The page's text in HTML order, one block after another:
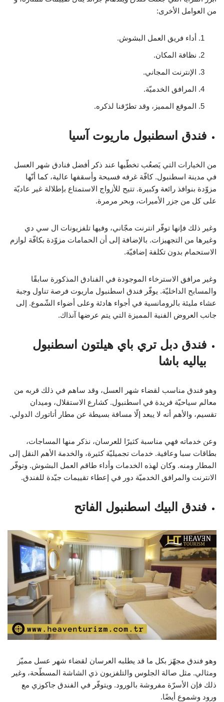
من العوامل الأخرى:
أداء فريق العمل البشوش.
نظافة المكان.
الإنترنت المجاني.
المرافق الخدميّة.
الموقع المميز، وقد تطرّقنا لذكره.
فندق اسطنبول ماريوت آسيا
من الخيارات التي يَصعُب تخطّيها عند ذكر أفضل فنادق شهر العسل
في مدينة اسطنبول. كافّة غرفه فسيحة وأسقفها عالية، كما أنّها
مزوّدة بنوافذ رائعة وكبيرة. تتيح للأزواج الاستمتاع بإطلالة غير عاديّة
على كل من جزر الأميرات، وبحر مرمرة.
وغير ذلك فإنها توفّر انترنت مجّاني، وفيها تلفزيونات ال سي دي
وغيرها من التجهيزات. بالإضافة إلى أن الحمامات مزوّدة بكافّة لوازم
الاستحمام بدون تكلفة إضافيّة.
وغير مرافق الاسترخاء الموجودة في الفنادق المذكورة سابقًا
والمسابح الداخليّة. يوفّر فندق اسطنبول ماريوت فرصة تناول وجبة
عشاء مليئة بالرومانسية في أجواء هادئة وعلى أضواء الشّموع. إلى
جانب العروض الفنية المميزة التي يتم عرضها آنذاك.
فندق دبل تري باي هيلتون اسطنبول
بياليه باشا
وهو فندق مناسب لقضاء شهر العسل، وقد ساهم في ذلك قربه من
معالم سياحيّة فريدة في اسطنبول. كشارع الاستقلال، وميدان
تقسيم، والأهم أنه لا يبعد إلّا مسافة بسيطة عن مطار أتاتورك الدولي.
وعن خدماته فهي مناسبة كثيرًا للعرسان، نذكر منها المساجات،
بطاقات سبا وعافية. خدمات تجميليّة كثيرة، والخدمة الأهم النقل إلى
المطار ومنه. وكان لهذه الخدمات وأداء طاقم العمل البشوش. وتوفّر
الانترنت والمرافق الخدميّة دور في إعطاء تقييمات جيّدة للفندق.
فندق البيك اسطنبول الفاتح
وهو فندق مجهّز بكل ما قد يطلبه العرسان لقضاء شهر عسل مميّز
ومثالي. مثل صالة الجلوس والتلفزيون ذي الشاشة المسطّحة، وغير
ذلك فإن الأسرّة مفروشة بالورود. ويتوفّر في الفندق جاكوزي مع
ورود وشموع أيضًا.